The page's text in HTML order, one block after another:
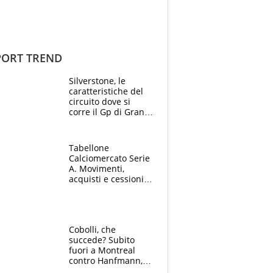
TREND
Silverstone, le
caratteristiche del
circuito dove si
corre il Gp di Gran
Tabellone
Calciomercato Serie
A. Movimenti,
acquisti e cessioni:
Cobolli, che
succede? Subito
fuori a Montreal
contro Hanfmann,